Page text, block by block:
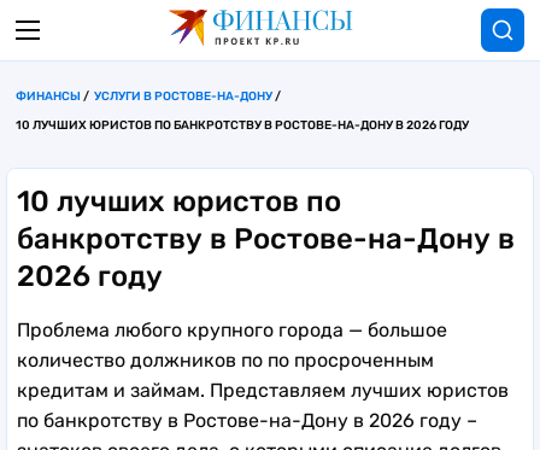
ФИНАНСЫ
УСЛУГИ В РОСТОВЕ-НА-ДОНУ
10 ЛУЧШИХ ЮРИСТОВ ПО БАНКРОТСТВУ В РОСТОВЕ-НА-ДОНУ В 2026 ГОДУ
10 лучших юристов по
банкротству в Ростове-на-Дону в
2026 году
Проблема любого крупного города — большое
количество должников по по просроченным
кредитам и займам. Представляем лучших юристов
по банкротству в Ростове-на-Дону в 2026 году –